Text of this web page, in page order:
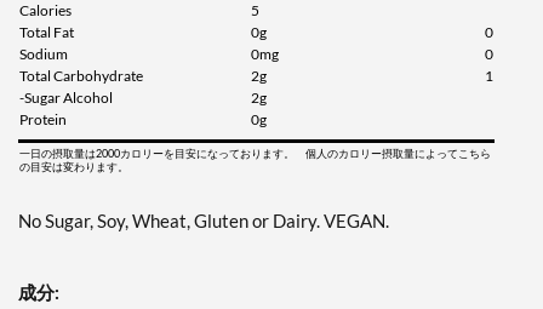
Egg Nog - Pouch 2 oz
販売価格: AU$10.41
ディスカウント％ 7%
カートに入れる »
oz
Calories
5
Total Fat
0g
0
Sodium
0mg
0
Total Carbohydrate
2g
1
-Sugar Alcohol
2g
Protein
0g
一日の摂取量は2000カロリーを目安になっております。 個人のカロリー摂取量によってこちら
の目安は変わります。
No Sugar, Soy, Wheat, Gluten or Dairy. VEGAN.
成分: